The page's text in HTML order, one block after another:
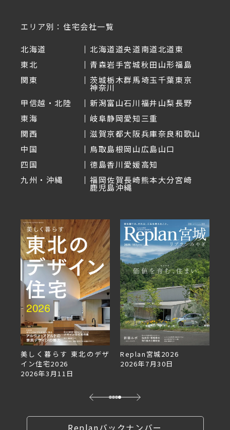
エリア別：住宅会社一覧
北海道 北海道道央道南道北道東
東北
青森岩手宮城秋田山形福島
関東
茨城栃木群馬埼玉千葉東京
神奈川
甲信越・北陸
新潟富山石川福井山梨長野
東海
岐阜静岡愛知三重
関西
滋賀京都大阪兵庫奈良和歌山
中国
鳥取島根岡山広島山口
四国
徳島香川愛媛高知
九州・沖縄
福岡佐賀長崎熊本大分宮崎
鹿児島沖縄
美しく暮らす 東北のデザ
イン住宅2026
2026年3月11日
Replan宮城2026
2026年7月30日
Replanバックナンバー